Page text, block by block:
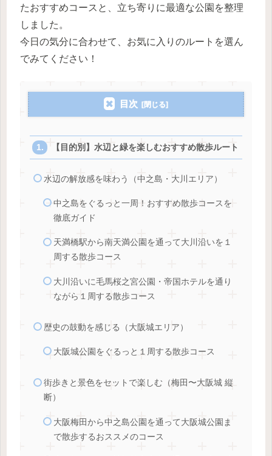
たおすすめコースと、立ち寄りに最適な公園を整理
しました。
今日の気分に合わせて、お気に入りのルートを選ん
でみてください！
目次
【目的別】水辺と緑を楽しむおすすめ散歩ルート
水辺の解放感を味わう（中之島・大川エリア）
中之島をぐるっと一周！おすすめ散歩コースを
徹底ガイド
天満橋駅から南天満公園を通って大川沿いを１
周する散歩コース
大川沿いに毛馬桜之宮公園・帝国ホテルを通り
ながら１周する散歩コース
歴史の鼓動を感じる（大阪城エリア）
大阪城公園をぐるっと１周する散歩コース
街歩きと景色をセットで楽しむ（梅田〜大阪城 縦
断）
大阪梅田から中之島公園を通って大阪城公園ま
で散歩するおススメのコース